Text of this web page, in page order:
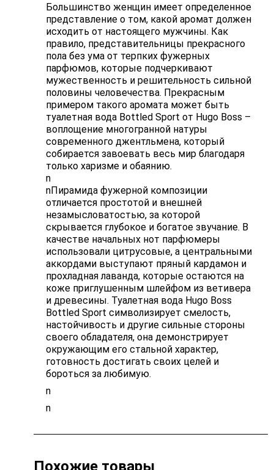
Большинство женщин имеет определенное
представление о том, какой аромат должен
исходить от настоящего мужчины. Как
правило, представительницы прекрасного
пола без ума от терпких фужерных
парфюмов, которые подчеркивают
мужественность и решительность сильной
половины человечества. Прекрасным
примером такого аромата может быть
туалетная вода Bottled Sport от Hugo Boss –
воплощение многогранной натуры
современного джентльмена, который
собирается завоевать весь мир благодаря
только харизме и обаянию.
n
nПирамида фужерной композиции
отличается простотой и внешней
незамысловатостью, за которой
скрывается глубокое и богатое звучание. В
качестве начальных нот парфюмеры
использовали цитрусовые, а центральными
аккордами выступают пряный кардамон и
прохладная лаванда, которые остаются на
коже приглушенным шлейфом из ветивера
и древесины. Туалетная вода Hugo Boss
Bottled Sport символизирует смелость,
настойчивость и другие сильные стороны
своего обладателя, она демонстрирует
окружающим его стальной характер,
готовность достигать своих целей и
бороться за любимую.
n
n
Похожие товары